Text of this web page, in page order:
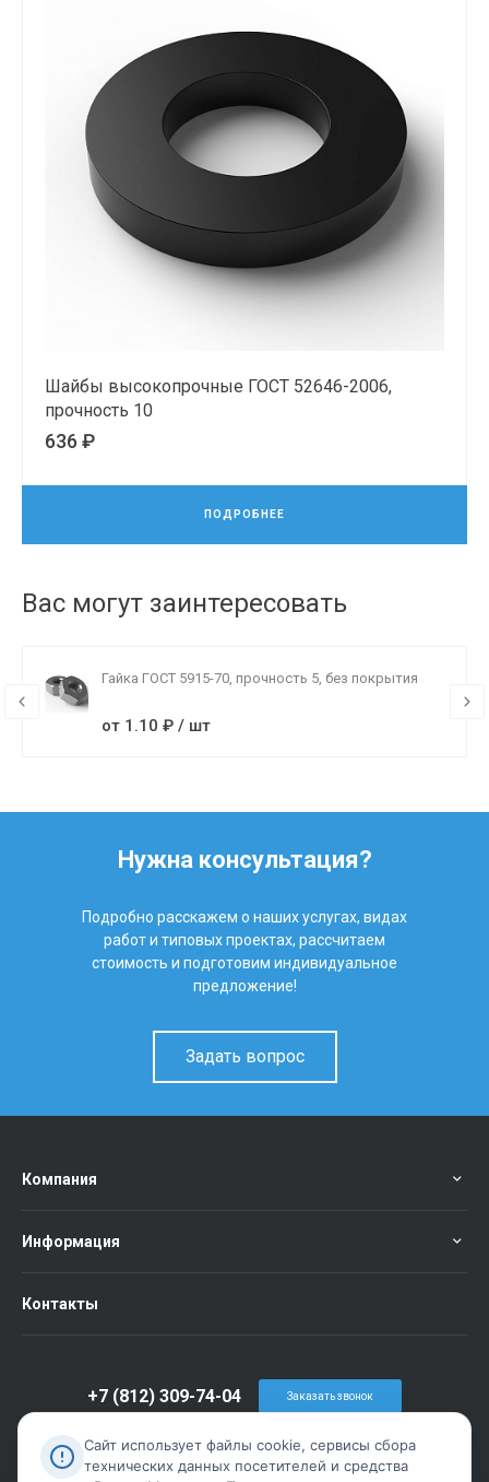
Шайбы высокопрочные ГОСТ 52646-2006,
прочность 10
636 ₽
ПОДРОБНЕЕ
Вас могут заинтересовать
Гайка ГОСТ 5915-70, прочность 5, без покрытия
от 1.10 ₽ / шт
Нужна консультация?
Подробно расскажем о наших услугах, видах
работ и типовых проектах, рассчитаем
стоимость и подготовим индивидуальное
предложение!
Задать вопрос
Компания
Информация
Контакты
info@metiz-piter.ru
+7 (812) 309-74-04 Заказать звонок
Сайт использует файлы cookie, сервисы сбора
технических данных посетителей и средства